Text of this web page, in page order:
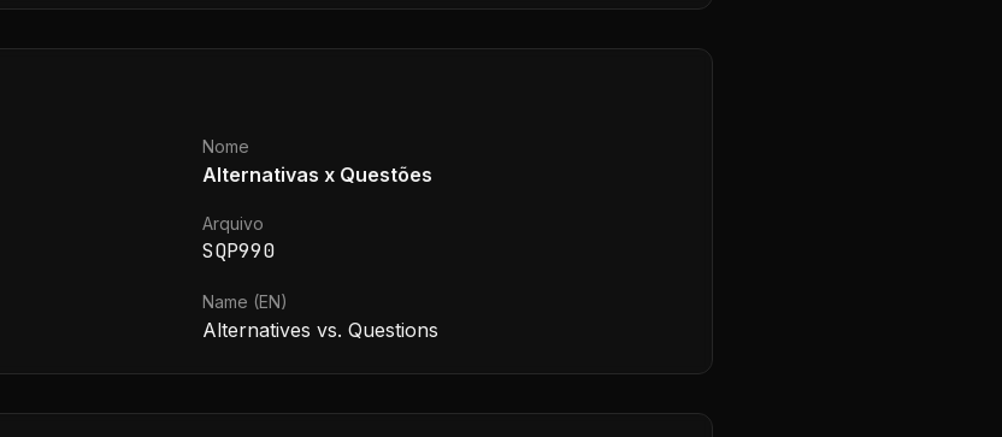
Nome
Alternativas x Questões
Arquivo
SQP990
Name (EN)
Alternatives vs. Questions